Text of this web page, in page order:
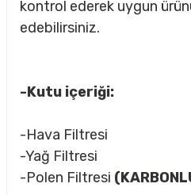
Rulman
kontrol ederek uygun
edebilirsiniz.
-Kutu içeriği:
-Hava Filtresi
-Yağ Filtresi
-Polen Filtresi